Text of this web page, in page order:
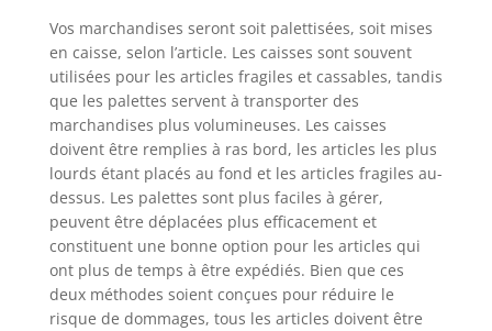
Vos marchandises seront soit palettisées, soit mises
en caisse, selon l’article. Les caisses sont souvent
utilisées pour les articles fragiles et cassables, tandis
que les palettes servent à transporter des
marchandises plus volumineuses. Les caisses
doivent être remplies à ras bord, les articles les plus
lourds étant placés au fond et les articles fragiles au-
dessus. Les palettes sont plus faciles à gérer,
peuvent être déplacées plus efficacement et
constituent une bonne option pour les articles qui
ont plus de temps à être expédiés. Bien que ces
deux méthodes soient conçues pour réduire le
risque de dommages, tous les articles doivent être